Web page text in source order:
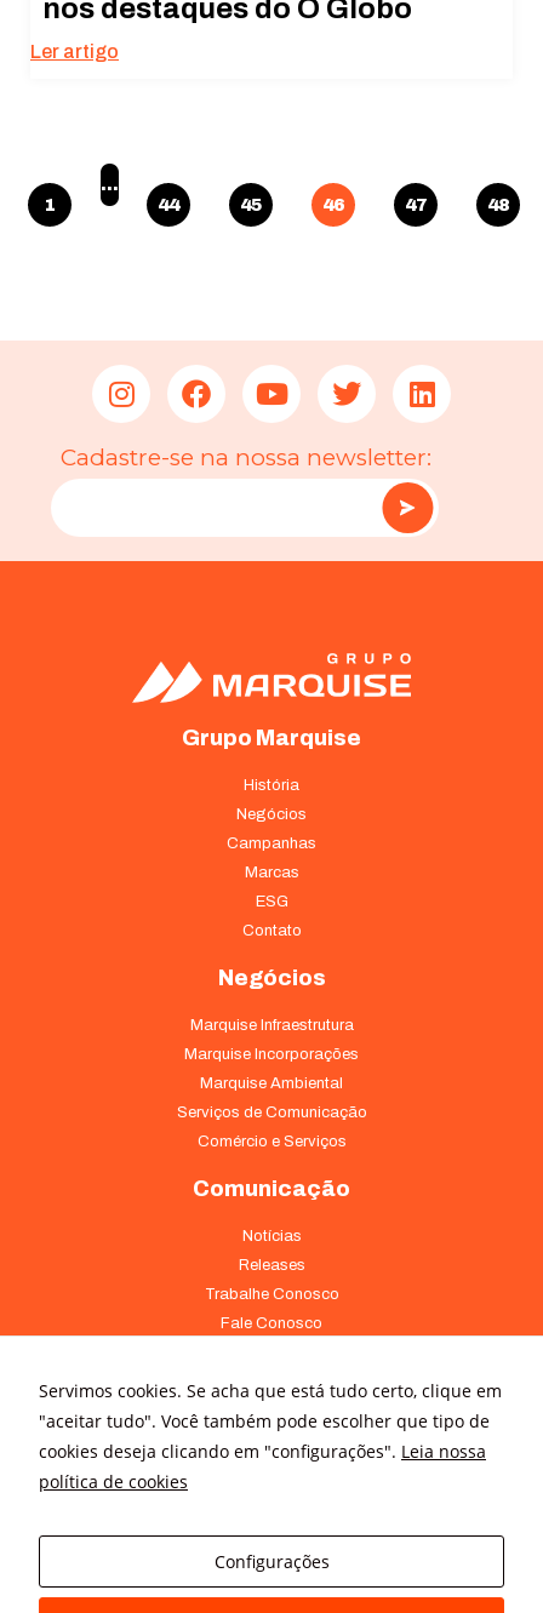
nos destaques do O Globo
Ler artigo
1
…
44
45 46 47 48
Cadastre-se na nossa newsletter:
Grupo Marquise
História
Negócios
Campanhas
Marcas
ESG
Contato
Negócios
Marquise Infraestrutura
Marquise Incorporações
Marquise Ambiental
Serviços de Comunicação
Comércio e Serviços
Comunicação
Notícias
Releases
Trabalhe Conosco
Fale Conosco
Av. Pontes Vieira, 1838 - Dionísio Torres Fortaleza - CE 60135-238
Av Brigadeiro Faria Lima, 3015 – conj. 41 - Jardim Paulistano São
Servimos cookies. Se acha que está tudo certo, clique em
"aceitar tudo". Você também pode escolher que tipo de
cookies deseja clicando em "configurações". Leia nossa
política de cookies
Configurações